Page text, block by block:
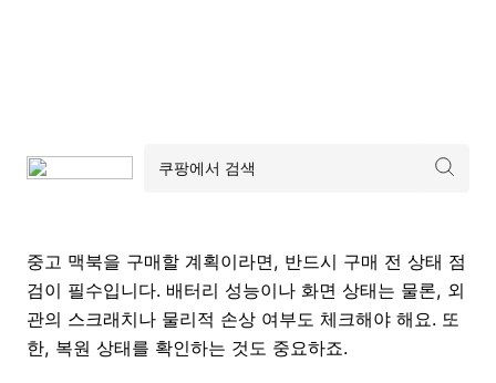
중고 맥북을 구매할 계획이라면, 반드시 구매 전 상태 점
검이 필수입니다. 배터리 성능이나 화면 상태는 물론, 외
관의 스크래치나 물리적 손상 여부도 체크해야 해요. 또
한, 복원 상태를 확인하는 것도 중요하죠.